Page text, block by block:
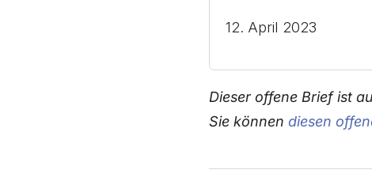
12. April 2023
Dieser offene Brief ist
Sie können diesen